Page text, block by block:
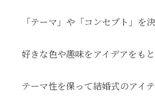
「テーマ」や「コンセプト」を
好きな色や趣味をアイデアをも
テーマ性を保って結婚式のアイ